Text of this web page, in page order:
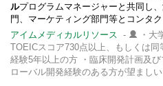
ルプログラムマネージャーと共同し
門、マーケティング部門等とコンタク
アイムメディカルリソース
-
・大
TOEICスコア730点以上、もしくは
経験5年以上の方 ・臨床開発計画及
ローバル開発経験のある方が望ましい